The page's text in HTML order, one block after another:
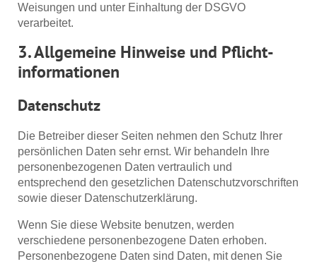
Weisungen und unter Einhaltung der DSGVO
verarbeitet.
3. Allgemeine Hinweise und Pflicht­
informationen
Datenschutz
Die Betreiber dieser Seiten nehmen den Schutz Ihrer
persönlichen Daten sehr ernst. Wir behandeln Ihre
personenbezogenen Daten vertraulich und
entsprechend den gesetzlichen Datenschutzvorschriften
sowie dieser Datenschutzerklärung.
Wenn Sie diese Website benutzen, werden
verschiedene personenbezogene Daten erhoben.
Personenbezogene Daten sind Daten, mit denen Sie